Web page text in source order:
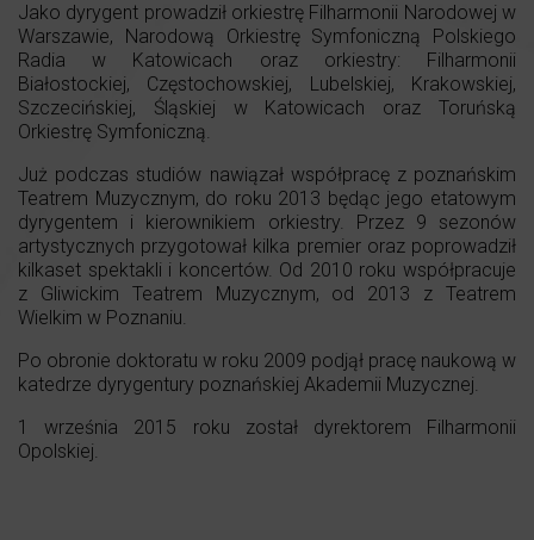
Jako dyrygent prowadził orkiestrę Filharmonii Narodowej w
Warszawie, Narodową Orkiestrę Symfoniczną Polskiego
Radia w Katowicach oraz orkiestry: Filharmonii
Białostockiej, Częstochowskiej, Lubelskiej, Krakowskiej,
Szczecińskiej, Śląskiej w Katowicach oraz Toruńską
Orkiestrę Symfoniczną.
Już podczas studiów nawiązał współpracę z poznańskim
Teatrem Muzycznym, do roku 2013 będąc jego etatowym
dyrygentem i kierownikiem orkiestry. Przez 9 sezonów
artystycznych przygotował kilka premier oraz poprowadził
kilkaset spektakli i koncertów. Od 2010 roku współpracuje
z Gliwickim Teatrem Muzycznym, od 2013 z Teatrem
Wielkim w Poznaniu.
Po obronie doktoratu w roku 2009 podjął pracę naukową w
katedrze dyrygentury poznańskiej Akademii Muzycznej.
1 września 2015 roku został dyrektorem Filharmonii
Opolskiej.